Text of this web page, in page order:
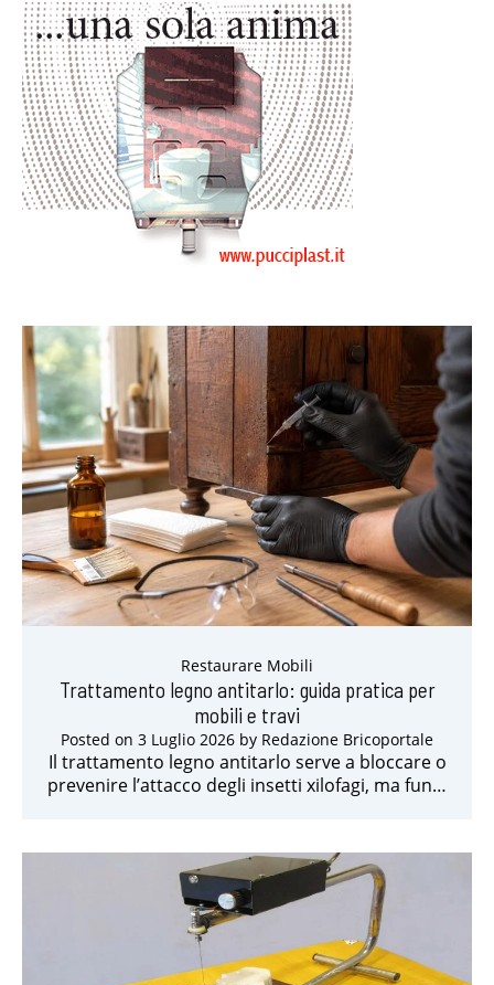
Restaurare Mobili
Trattamento legno antitarlo: guida pratica per
mobili e travi
Posted on 3 Luglio 2026 by Redazione Bricoportale
Il trattamento legno antitarlo serve a bloccare o
prevenire l’attacco degli insetti xilofagi, ma fun…